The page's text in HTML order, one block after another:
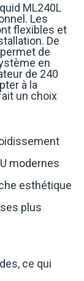
ML240L
Les
flexibles et
De
de
en
de 240
à la
un choix
modernes
esthétique
plus
ce qui